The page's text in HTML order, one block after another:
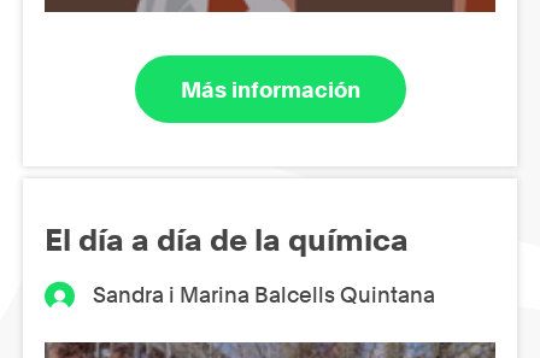
Más información
El día a día de la química
Sandra i Marina Balcells Quintana